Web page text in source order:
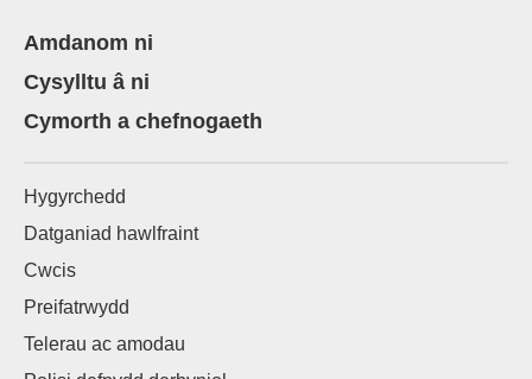
Amdanom ni
Cysylltu â ni
Cymorth a chefnogaeth
Hygyrchedd
Datganiad hawlfraint
Cwcis
Preifatrwydd
Telerau ac amodau